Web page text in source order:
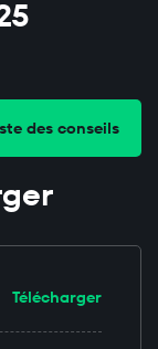
des conseils
Télécharger